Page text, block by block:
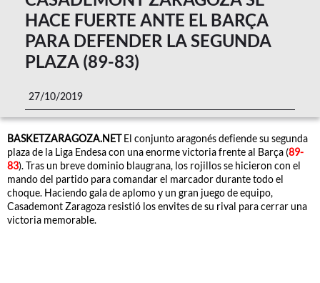
HACE FUERTE ANTE EL BARÇA
PARA DEFENDER LA SEGUNDA
PLAZA (89-83)
27/10/2019
BASKETZARAGOZA.NETEl conjunto aragonés defiende su segunda
plaza de la Liga Endesa con una enorme victoria frente al Barça (89-
83). Tras un breve dominio blaugrana, los rojillos se hicieron con el
mando del partido para comandar el marcador durante todo el
choque. Haciendo gala de aplomo y un gran juego de equipo,
Casademont Zaragoza resistió los envites de su rival para cerrar una
victoria memorable.